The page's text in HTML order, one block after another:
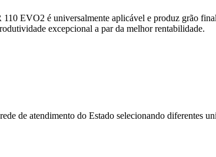
EVO2 é universalmente aplicável e produz grão
excepcional a par da melhor rentabilidade.
de atendimento do Estado selecionando diferentes